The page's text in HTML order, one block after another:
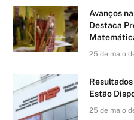
Avanços
Destaca
25 de maio
Estão
25 de maio